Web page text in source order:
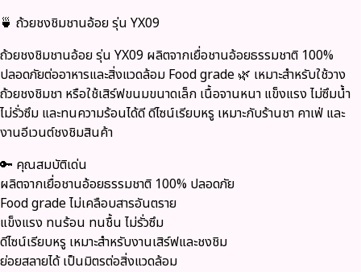
🍵 ถ้วยชงชิมชานอ้อย รุ่น YX09
ถ้วยชงชิมชานอ้อย รุ่น YX09 ผลิตจากเยื่อชานอ้อยธรรมชาติ 100%
ปลอดภัยต่ออาหารและสิ่งแวดล้อม Food grade 🌿 เหมาะสำหรับใช้วาง
ถ้วยชงชิมชา หรือใช้เสิร์ฟขนมขนาดเล็ก เนื้อจานหนา แข็งแรง ไม่ซึมน้ำ
ไม่รั่วซึม และทนความร้อนได้ดี ดีไซน์เรียบหรู เหมาะกับร้านชา คาเฟ่ และ
งานอีเวนต์ชงชิมสินค้า
🔑 คุณสมบัติเด่น
ผลิตจากเยื่อชานอ้อยธรรมชาติ 100% ปลอดภัย
Food grade ไม่เคลือบสารอันตราย
แข็งแรง ทนร้อน ทนชื้น ไม่รั่วซึม
ดีไซน์เรียบหรู เหมาะสำหรับงานเสิร์ฟและชงชิม
ย่อยสลายได้ เป็นมิตรต่อสิ่งแวดล้อม